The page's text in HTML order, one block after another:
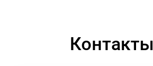
Контакты